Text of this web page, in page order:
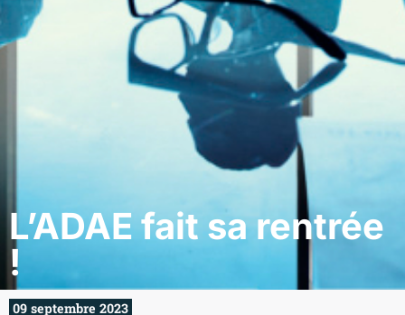
L’ADAE fait sa rentrée
!
09 septembre 2023